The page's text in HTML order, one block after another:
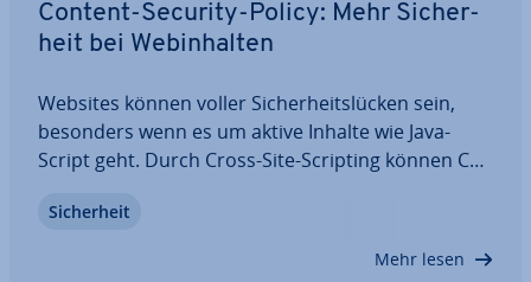
Content-Security-Policy: Mehr Si­cher­
heit bei Web­in­hal­ten
Websites können voller Si­cher­heits­lü­cken sein,
besonders wenn es um aktive Inhalte wie Ja­va­
Script geht. Durch Cross-Site-Scripting können Cy­
verändern. Das ist ge­fähr­lich für die Betreiber der
Si­cher­heit
Mehr lesen